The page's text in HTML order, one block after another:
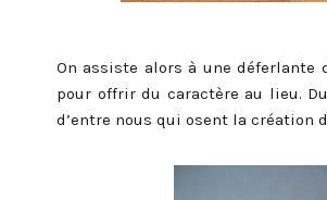
On assiste alors à une
pour offrir du caractère au lieu.
d’entre nous qui osent la création